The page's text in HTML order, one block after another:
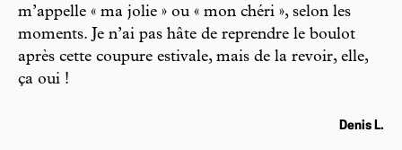
m’appelle « ma jolie » ou « mon chéri », selon les
moments. Je n’ai pas hâte de reprendre le boulot
après cette coupure estivale, mais de la revoir, elle,
ça oui !
Denis L.